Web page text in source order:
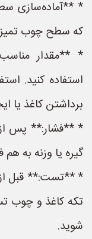
* **آماده‌سازی
که سطح چوب
* **مقدار
استفاده کنید.
برداشتن کاغذ یا
* **فشار:** پس از
گیره یا وزنه به
* **تست:** قبل
تکه کاغذ و چوب
شوید.